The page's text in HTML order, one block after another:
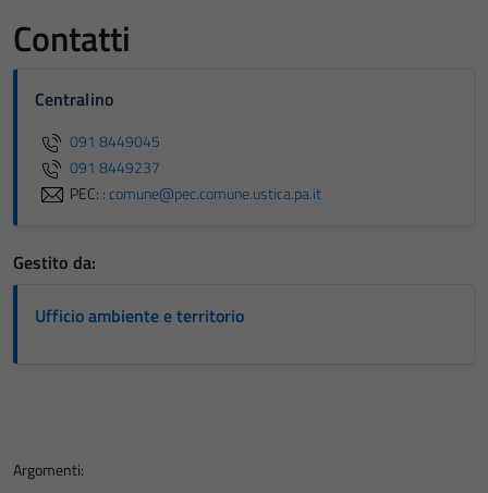
Contatti
Centralino
091 8449045
091 8449237
PEC: : comune@pec.comune.ustica.pa.it
Gestito da:
Ufficio ambiente e territorio
Argomenti: